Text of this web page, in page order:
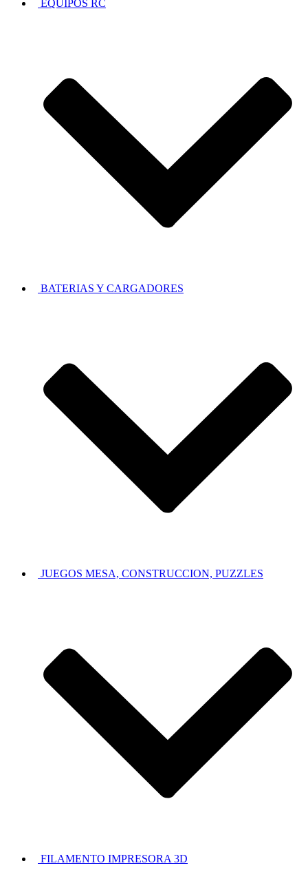
EQUIPOS RC
BATERIAS Y CARGADORES
JUEGOS MESA, CONSTRUCCION, PUZZLES
FILAMENTO IMPRESORA 3D